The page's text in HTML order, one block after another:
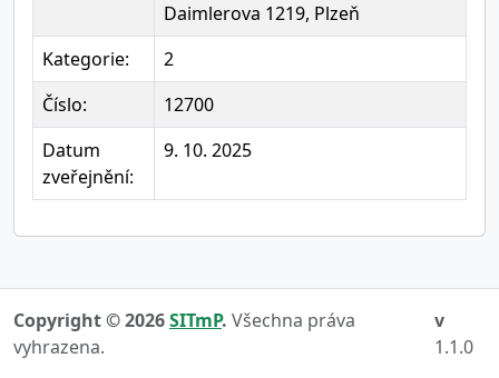
Daimlerova 1219, Plzeň
Kategorie:
2
Číslo:
12700
Datum
zveřejnění:
9. 10. 2025
Copyright © 2026SITmP. Všechna práva
vyhrazena.
v
1.1.0